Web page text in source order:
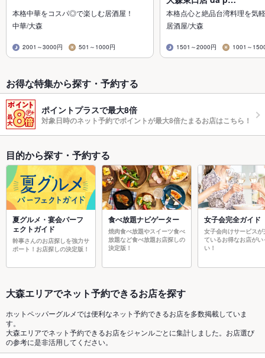
本格中華をコスパ◎で楽しむ居酒屋！
中華/大森
2001～3000円 501～1000円
本格点心と絶品台湾料理を気
居酒屋/大森
1501～2000円 1001～
お得な特集から探す・予約する
ポイントプラスで最大8倍
対象日時のネット予約でポイントが最大8倍たまるお店はこちら！
目的から探す・予約する
夏グルメ・宴会パーフ
ェクトガイド
幹事さんのお店探しを強力サ
ポート！お店探しの決定版！
食べ放題ナビゲーター
焼肉食べ放題やスイーツ食べ
放題など食べ放題お店探しの
決定版！
女子会完全ガイド
女子会向けサービスが
ているお得なお店がい
い！
大森エリアでネット予約できるお店を探す
ホットペッパーグルメでは便利なネット予約できるお店を多数掲載していま
す。
大森エリアでネット予約できるお店をジャンルごとに集計しました。お店選び
の参考に是非活用してください。